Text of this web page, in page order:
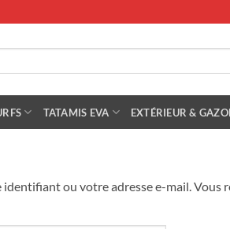
TATAMIS EVA EXTÉRIEUR &
ou votre adresse e-mail. Vous